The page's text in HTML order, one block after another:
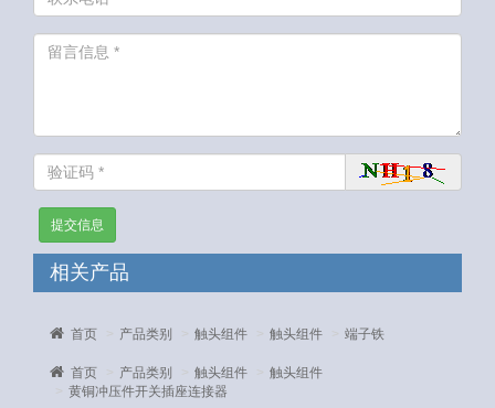
相关产品
首页 产品类别 触头组件 触头组件 端子铁
首页 产品类别 触头组件
触头组件
黄铜冲压件开关插座连接器